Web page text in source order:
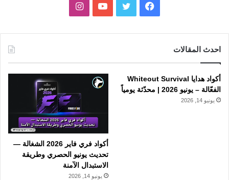
فيسبوك تويتر يوتيوبانستقرام
احدث المقالات
أكواد هدايا Whiteout Survival
الفعّالة – يونيو 2026 | محدّثة يومياً
يونيو 14, 2026
أكواد فري فاير 2026 الشغالة —
تحديث يونيو الحصري وطريقة
الاستبدال الآمنة
يونيو 14, 2026